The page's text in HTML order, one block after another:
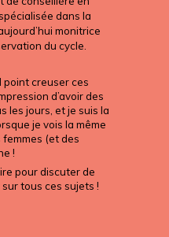
dans la
monitrice
du cycle.
point creuser ces
d’avoir des
les jours, et je suis la
je vois la même
(et des
!
pour discuter de
tous ces sujets !